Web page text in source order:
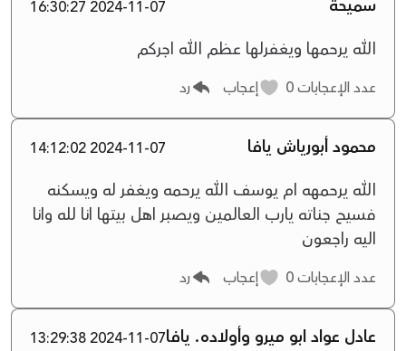
سميحة 2024-11-07 16:30:27
الله يرحمها ويغفرلها عظم الله اجركم
عدد الإعجابات إعجاب رد
محمود أبورياش يافا 2024-11-07 14:12:02
الله يرحمهه ام يوسف الله يرحمه ويغفر له ويسكنه
فسيح جناته يارب العالمين ويصبر اهل بيتها انا لله وانا
اليه راجعون
عدد الإعجابات إعجاب رد
عادل عواد ابو ميرو وأولاده. يافا2024-11-07 13:29:38